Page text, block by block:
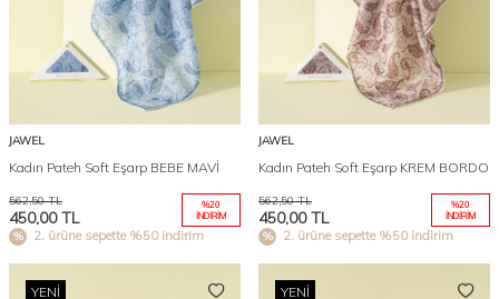
JAWEL
Kadın Pateh Soft Eşarp BEBE MAVİ
562,50TL
450,00TL
%20
İNDIRIM
2. ürüne sepette %50 indirim
JAWEL
Kadın Pateh Soft Eşarp KREM BORDO
562,50TL
450,00TL
%20
İNDIRIM
2. ürüne sepette %50 indirim
YENI YENI